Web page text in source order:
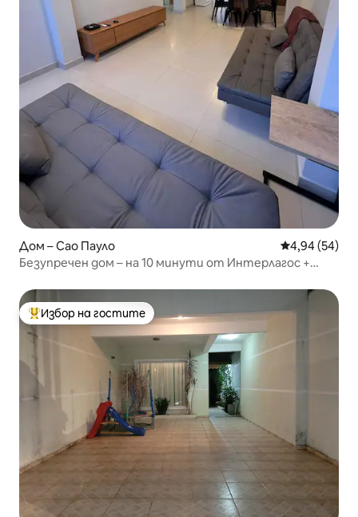
Дом – Сао Пауло Средна
4,94 (54)
Безупречен дом – на 10 минути от Интерлагос +
Най-популярен избор на гостите
Избор на гостите